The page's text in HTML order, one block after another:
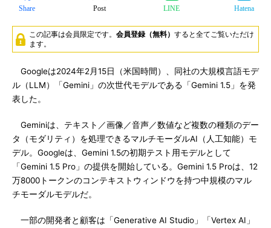
Share Post LINE Hatena
この記事は会員限定です。 会員登録（無料） すると全てご覧いただけ
ます。
Googleは2024年2月15日（米国時間）、同社の大規模言語モデ
ル（LLM）「Gemini」の次世代モデルである「Gemini 1.5」を発
表した。
Geminiは、テキスト／画像／音声／数値など複数の種類のデー
タ（モダリティ）を処理できるマルチモーダルAI（人工知能）モ
デル。Googleは、Gemini 1.5の初期テスト用モデルとして
「Gemini 1.5 Pro」の提供を開始している。Gemini 1.5 Proは、12
万8000トークンのコンテキストウィンドウを持つ中規模のマル
チモーダルモデルだ。
一部の開発者と顧客は「Generative AI Studio」「Vertex AI」